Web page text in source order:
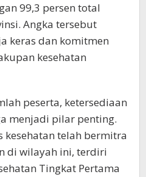
99,3 persen total
Angka tersebut
keras dan komitmen
kesehatan
peserta, ketersediaan
menjadi pilar penting.
kesehatan telah bermitra
di wilayah ini, terdiri
Tingkat Pertama